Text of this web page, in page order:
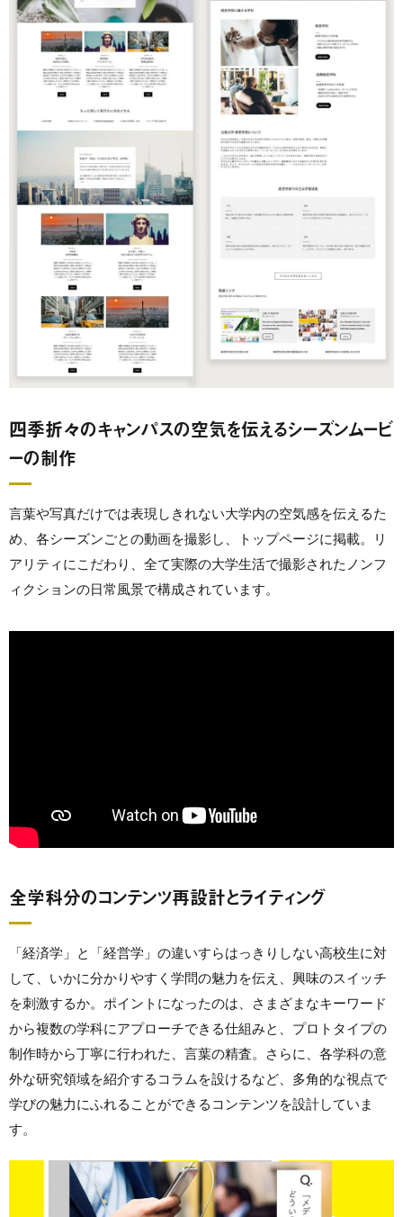
四季折々のキャンパスの空気を伝えるシーズンムービ
ーの制作
言葉や写真だけでは表現しきれない大学内の空気感を伝えるた
め、各シーズンごとの動画を撮影し、トップページに掲載。リ
アリティにこだわり、全て実際の大学生活で撮影されたノンフ
ィクションの日常風景で構成されています。
全学科分のコンテンツ再設計とライティング
「経済学」と「経営学」の違いすらはっきりしない高校生に対
して、いかに分かりやすく学問の魅力を伝え、興味のスイッチ
を刺激するか。ポイントになったのは、さまざまなキーワード
から複数の学科にアプローチできる仕組みと、プロトタイプの
制作時から丁寧に行われた、言葉の精査。さらに、各学科の意
外な研究領域を紹介するコラムを設けるなど、多角的な視点で
学びの魅力にふれることができるコンテンツを設計していま
す。